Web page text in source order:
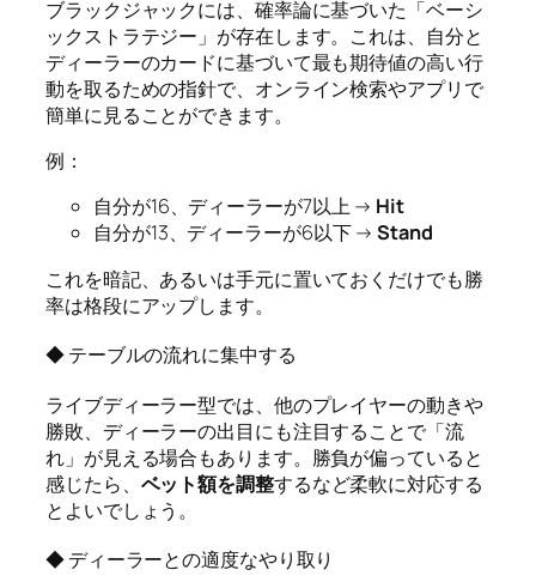
ブラックジャックには、確率論に基づいた「ベーシ
ックストラテジー」が存在します。これは、自分と
ディーラーのカードに基づいて最も期待値の高い行
動を取るための指針で、オンライン検索やアプリで
簡単に見ることができます。
例：
自分が16、ディーラーが7以上 → Hit
自分が13、ディーラーが6以下 →Stand
これを暗記、あるいは手元に置いておくだけでも勝
率は格段にアップします。
◆ テーブルの流れに集中する
ライブディーラー型では、他のプレイヤーの動きや
勝敗、ディーラーの出目にも注目することで「流
れ」が見える場合もあります。勝負が偏っていると
感じたら、 ベット額を調整するなど柔軟に対応する
とよいでしょう。
◆ ディーラーとの適度なやり取り